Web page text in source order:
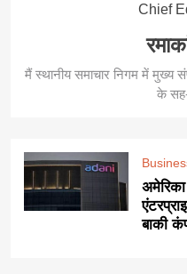
Chief
मैं स्थानीय समाचार निगम में
के
बाकी